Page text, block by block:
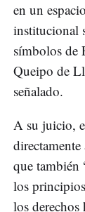
en un
institucional
símbolos de
Queipo de
señalado.
A su juicio,
que también
los
los derechos